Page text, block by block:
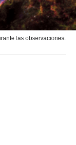
las observaciones.